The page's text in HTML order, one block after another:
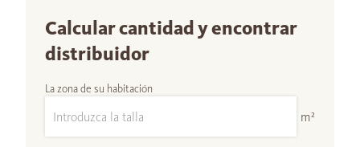
Calcular cantidad y encontrar
distribuidor
La zona de su habitación
m²